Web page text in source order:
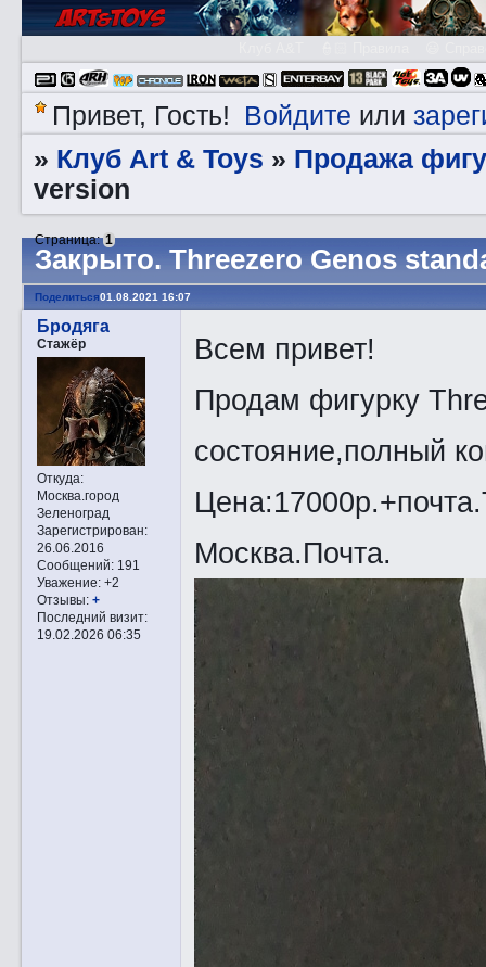
Привет, Гость! Войдите или
» Клуб Art & Toys » Продажа
version
Закрытo. Threezero Genos
Страница:1
Поделиться01.08.2021 16:07
Бродяга
Стажёр
Откуда:
Москва.город
Зеленоград
Зарегистрирован:
26.06.2016
Сообщений:191
Уважение: +2
Отзывы: +
Последний визит:
19.02.2026 06:35
Всем привет!
Продам фигурку
состояние,полный
Москва.Почта.